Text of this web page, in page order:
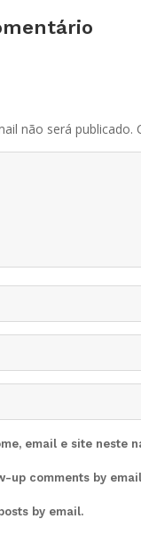
não será publicado.
email e site neste
up comments by
by email.